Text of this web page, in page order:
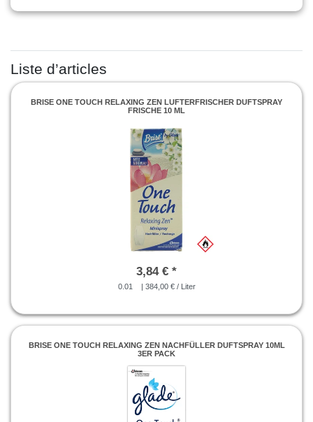
Liste d’articles
BRISE ONE TOUCH RELAXING ZEN LUFTERFRISCHER DUFTSPRAY
FRISCHE 10 ML
3,84 € *
0.01 | 384,00 € / Liter
BRISE ONE TOUCH RELAXING ZEN NACHFÜLLER DUFTSPRAY 10ML
3ER PACK